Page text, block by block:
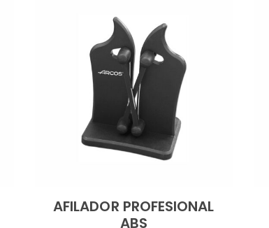
AFILADOR PROFESIONAL
ABS